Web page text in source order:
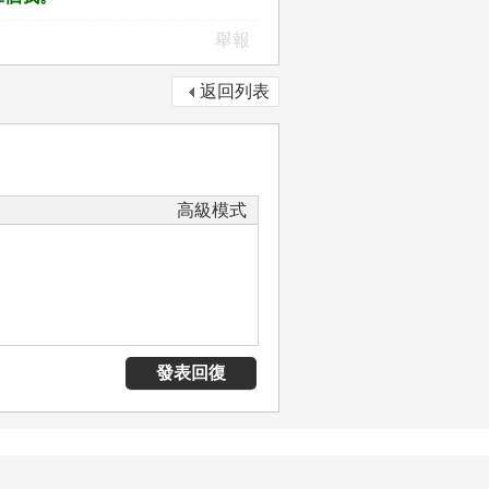
舉報
返回列表
高級模式
發表回復